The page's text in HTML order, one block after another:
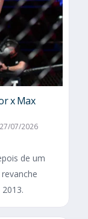
x Max
07/2026
de um